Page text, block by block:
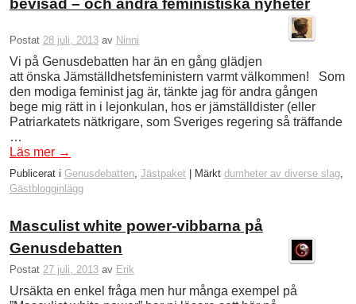
Postat 28 juli, 2013 av Ninni
Vi på Genusdebatten har än en gång glädjen
att önska Jämställdhetsfeministern varmt välkommen! Som
den modiga feminist jag är, tänkte jag för andra gången
bege mig rätt in i lejonkulan, hos er jämställdister (eller
Patriarkatets nätkrigare, som Sveriges regering så träffande
…
Läs mer →
Publicerat i Genusdebatten Jästpaket | Märkt dumheter av diverse slag
Gästblogginlägg
Masculist white power-vibbarna på
Genusdebatten
Postat 27 juli, 2013 av Erik
Ursäkta en enkel fråga men hur många exempel på